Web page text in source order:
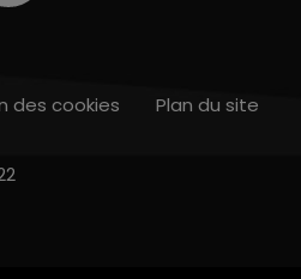
des cookies Plan du site